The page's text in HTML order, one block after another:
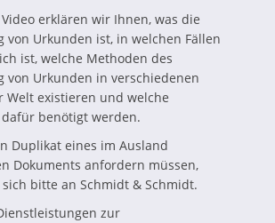
erklären wir Ihnen, was die
von Urkunden ist, in welchen Fällen
ist, welche Methoden des
von Urkunden in verschiedenen
Welt existieren und welche
benötigt werden.
Duplikat eines im Ausland
Dokuments anfordern müssen,
bitte an Schmidt & Schmidt.
zur